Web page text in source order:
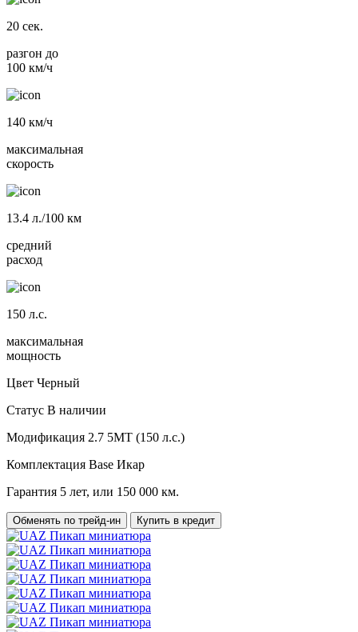
20 сек.
разгон до
100 км/ч
140 км/ч
максимальная
скорость
13.4 л./100 км
средний
расход
150 л.с.
максимальная
мощность
Цвет Черный
Статус В наличии
Модификация 2.7 5МТ (150 л.с.)
Комплектация Base Икар
Гарантия 5 лет, или 150 000 км.
Обменять по трейд-ин Купить в кредит